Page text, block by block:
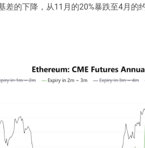
差的下降，从11月的20%暴跌至4月的